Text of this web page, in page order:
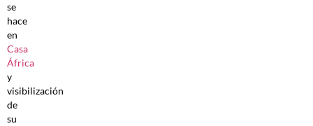
se
hace
en
Casa
África
y
visibilización
de
su